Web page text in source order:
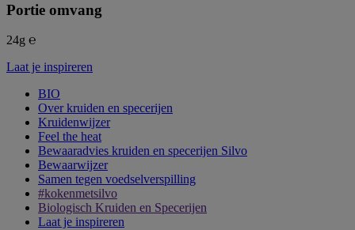
Portie omvang
24g ℮
Laat je inspireren
BIO
Over kruiden en specerijen
Kruidenwijzer
Feel the heat
Bewaaradvies kruiden en specerijen Silvo
Bewaarwijzer
Samen tegen voedselverspilling
#kokenmetsilvo
Biologisch Kruiden en Specerijen
Laat je inspireren